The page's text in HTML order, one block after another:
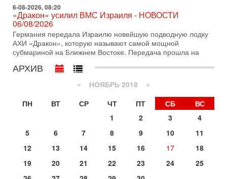
Битва за разоружение ХАМАСа - НОВОСТИ
31/07/2026
Сегодня президент США Дональд Трамп заявил о
достижении исторического соглашения о полном
разоружении ХАМАСа и других вооруженных группировок в
Иран доведет Трампа до крайних мер? Разбор и
оценка от военного обозревателя Давида Шарпа
Ситуация вокруг противостояния Ирана и США накаляется
с каждым днем. Почему Трамп в самый последний момент
отменил решение о нанесении тяжелых ударов
Покупатель авиакомпании «Аркия» намерен
запретить полеты по субботам!
Вокруг возможной продажи авиакомпании «Аркия»
разгорается громкий конфликт.
6-08-2026, 08:20
«Дракон» усилил ВМС Израиля - НОВОСТИ
06/08/2026
Германия передала Израилю новейшую подводную лодку
АХИ «Дракон», которую называют самой мощной
субмариной на Ближнем Востоке. Передача прошла на
АРХИВ
« НОЯБРЬ 2018 »
ПН
ВТ СР ЧТ ПТ СБ
ВС
1
2 3
4
5
6 7 8 9 10
11
12
13 14 15 16 17
18
19
20 21 22 23 24
25